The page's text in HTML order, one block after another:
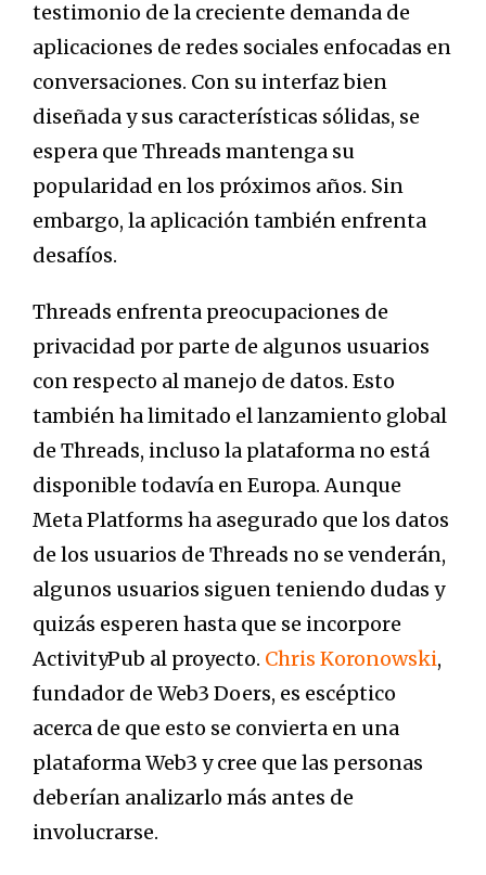
testimonio de la creciente demanda de
aplicaciones de redes sociales enfocadas en
conversaciones. Con su interfaz bien
diseñada y sus características sólidas, se
espera que Threads mantenga su
popularidad en los próximos años. Sin
embargo, la aplicación también enfrenta
desafíos.
Threads enfrenta preocupaciones de
privacidad por parte de algunos usuarios
con respecto al manejo de datos. Esto
también ha limitado el lanzamiento global
de Threads, incluso la plataforma no está
disponible todavía en Europa. Aunque
Meta Platforms ha asegurado que los datos
de los usuarios de Threads no se venderán,
algunos usuarios siguen teniendo dudas y
quizás esperen hasta que se incorpore
ActivityPub al proyecto. Chris Koronowski,
fundador de Web3 Doers, es escéptico
acerca de que esto se convierta en una
plataforma Web3 y cree que las personas
deberían analizarlo más antes de
involucrarse.